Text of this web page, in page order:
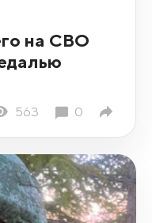
на СВО
563 0